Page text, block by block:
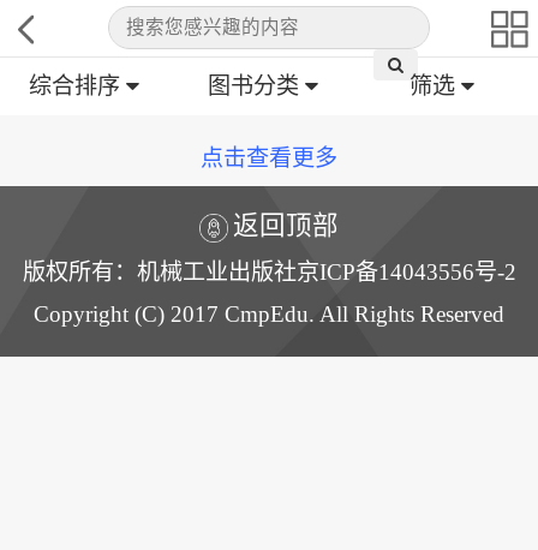
综合排序 图书分类 筛选
点击查看更多
返回顶部
版权所有：机械工业出版社京ICP备14043556号-2
Copyright (C) 2017 CmpEdu. All Rights Reserved